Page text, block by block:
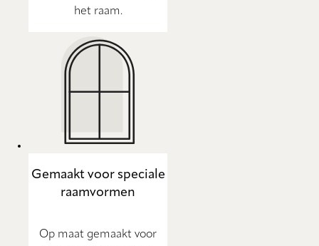
het raam.
Gemaakt voor speciale
raamvormen
Op maat gemaakt voor